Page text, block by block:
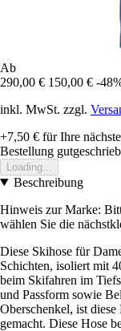
Ab
290,00 € 150,00 € -
inkl. MwSt. zzgl.
+7,50 € für Ihre
Bestellung
Loading...
Beschreibung
Hinweis zur Marke:
wählen Sie die
Diese Skihose für
Schichten, isoliert mit
beim Skifahren im
und Passform sowie
Oberschenkel, ist
gemacht. Diese Hose